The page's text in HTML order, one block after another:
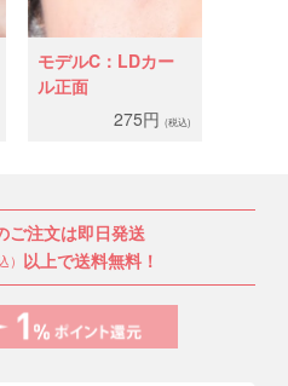
モデルC：LDカー
ル正面
275円(税込)
ご注文は即日発送
） 以上で送料無料！